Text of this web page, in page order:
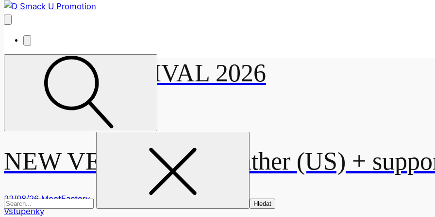
GRAPE FESTIVAL 2026
Letiště Trenčín
NEW VENUE: Red Leather (US) +
22/08/26 MeetFactory
Vstupenky